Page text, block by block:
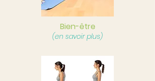
Bien-être
(en savoir plus)